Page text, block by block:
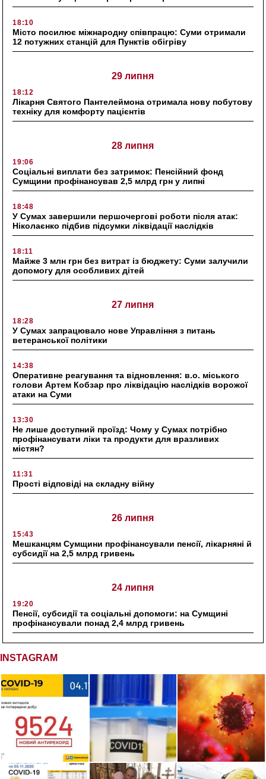
18:10
Місто посилює міжнародну співпрацю: Суми отримали
12 потужних станцій для Пунктів обігріву
29 липня
18:12
Лікарня Святого Пантелеймона отримала нову побутову
техніку для комфорту пацієнтів
28 липня
19:06
Соціальні виплати без затримок: Пенсійний фонд
Сумщини профінансував 2,5 млрд грн у липні
18:48
У Сумах завершили першочергові роботи після атак:
Ніколаєнко підбив підсумки ліквідації наслідків
18:11
Майже 3 млн грн без витрат із бюджету: Суми залучили
допомогу для особливих дітей
27 липня
18:28
У Сумах запрацювало нове Управління з питань
ветеранської політики
14:38
Оперативне реагування та відновлення: в.о. міського
голови Артем Кобзар про ліквідацію наслідків ворожої
атаки на Суми
13:30
Не лише доступний проїзд: Чому у Сумах потрібно
профінансувати ліки та продукти для вразливих
містян?
11:31
Прості відповіді на складну війну
26 липня
15:43
Мешканцям Сумщини профінансували пенсії, лікарняні й
субсидії на 2,5 млрд гривень
24 липня
19:20
Пенсії, субсидії та соціальні допомоги: на Сумщині
профінансували понад 2,4 млрд гривень
INSTAGRAM